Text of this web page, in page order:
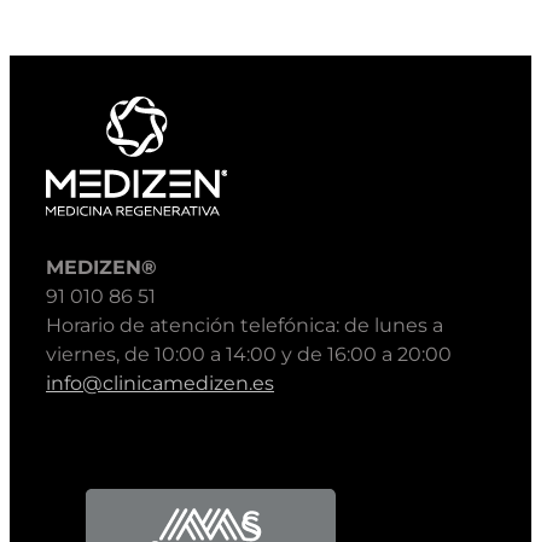
MEDIZEN®
91 010 86 51
Horario de atención telefónica: de lunes a
viernes, de 10:00 a 14:00 y de 16:00 a 20:00
info@clinicamedizen.es